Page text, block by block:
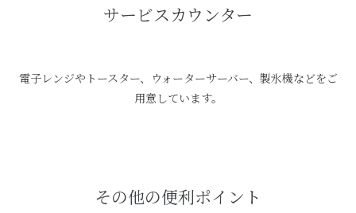
サービスカウンター
電子レンジやトースター、ウォーターサーバー、製氷機などをご
用意しています。
その他の便利ポイント